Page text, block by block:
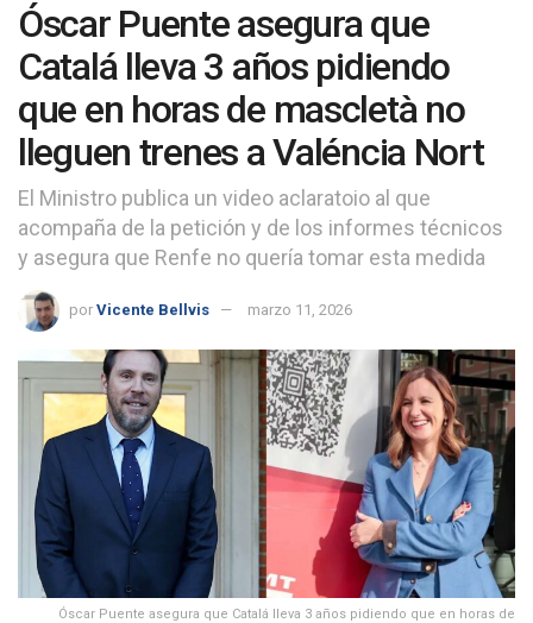
Óscar Puente asegura que
Catalá lleva 3 años pidiendo
que en horas de mascletà no
lleguen trenes a Valéncia Nort
El Ministro publica un video aclaratoio al que
acompaña de la petición y de los informes técnicos
y asegura que Renfe no quería tomar esta medida
por Vicente Bellvis marzo 11, 2026
Óscar Puente asegura que Catalá lleva 3 años pidiendo que en horas de